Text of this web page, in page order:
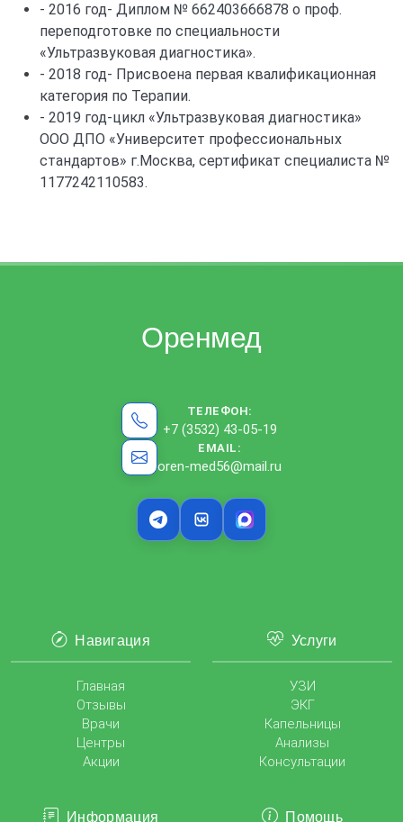
- 2016 год- Диплом № 662403666878 о проф.
переподготовке по специальности
«Ультразвуковая диагностика».
- 2018 год- Присвоена первая квалификационная
категория по Терапии.
- 2019 год-цикл «Ультразвуковая диагностика»
ООО ДПО «Университет профессиональных
стандартов» г.Москва, сертификат специалиста №
1177242110583.
Оренмед
ТЕЛЕФОН:
+7 (3532) 43-05-19
EMAIL:
oren-med56@mail.ru
Навигация
Главная
Отзывы
Врачи
Центры
Акции
Услуги
УЗИ
ЭКГ
Капельницы
Анализы
Консультации
Информация Помощь